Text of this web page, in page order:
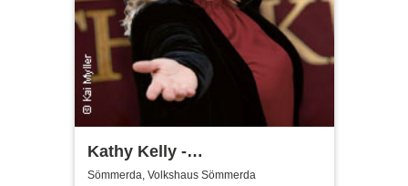
Kathy Kelly -
Weihnachtskonzert
Sömmerda, Volkshaus Sömmerda